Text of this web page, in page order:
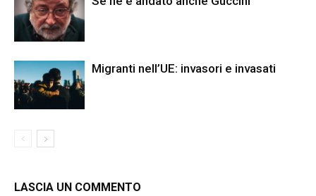
Migranti nell’UE: invasori e invasati
LASCIA UN COMMENTO